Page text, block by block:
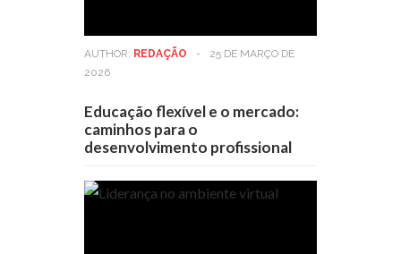
AUTHOR: REDAÇÃO -
25 DE MARÇO DE
2026
Educação flexível e o mercado:
caminhos para o
desenvolvimento profissional